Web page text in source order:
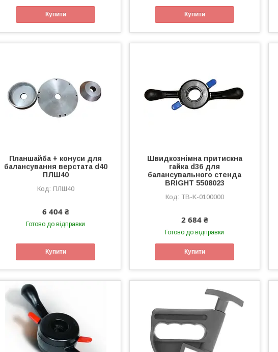
Купити Купити
Планшайба + конуси для
балансування верстата d40
ПЛШ40
ПЛШ40
6 404 ₴
Готово до відправки
Купити
Швидкознімна притискна
гайка d36 для
балансувального стенда
BRIGHT 5508023
TB-K-0100000
2 684 ₴
Готово до відправки
Купити